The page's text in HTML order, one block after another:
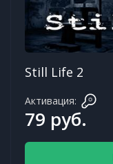
Still Life 2
Активация:
79 руб.